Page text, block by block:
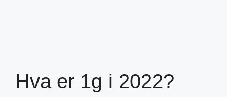
Hva er 1g i 2022?